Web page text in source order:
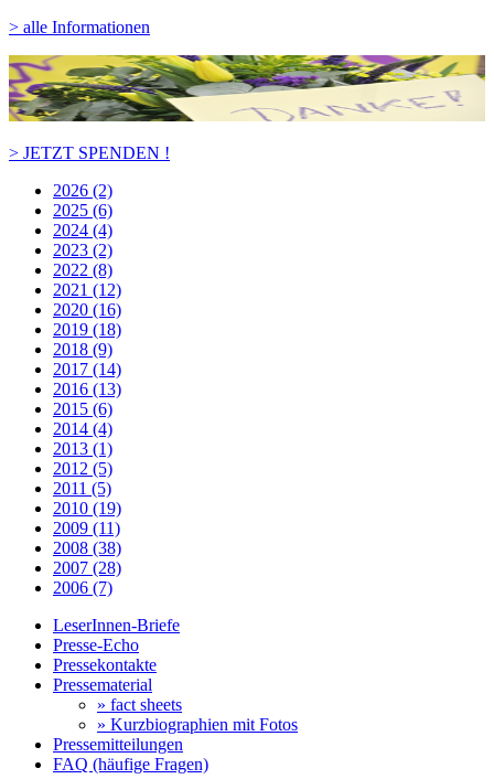
> alle Informationen
> JETZT SPENDEN !
2026 (2)
2025 (6)
2024 (4)
2023 (2)
2022 (8)
2021 (12)
2020 (16)
2019 (18)
2018 (9)
2017 (14)
2016 (13)
2015 (6)
2014 (4)
2013 (1)
2012 (5)
2011 (5)
2010 (19)
2009 (11)
2008 (38)
2007 (28)
2006 (7)
LeserInnen-Briefe
Presse-Echo
Pressekontakte
Pressematerial
» fact sheets
» Kurzbiographien mit Fotos
Pressemitteilungen
FAQ (häufige Fragen)